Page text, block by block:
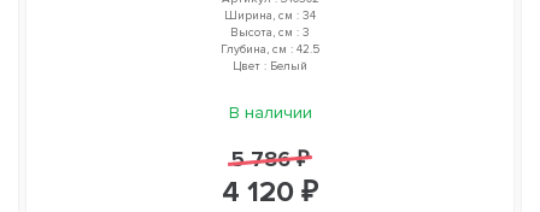
Ширина, см : 34
Высота, см : 3
Глубина, см : 42.5
Цвет : Белый
В наличии
5 786 ₽
4 120 ₽